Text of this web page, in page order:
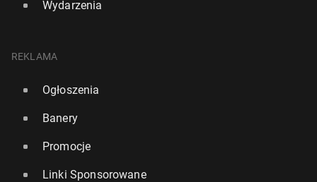
Wydarzenia
REKLAMA
Ogłoszenia
Banery
Promocje
Linki Sponsorowane